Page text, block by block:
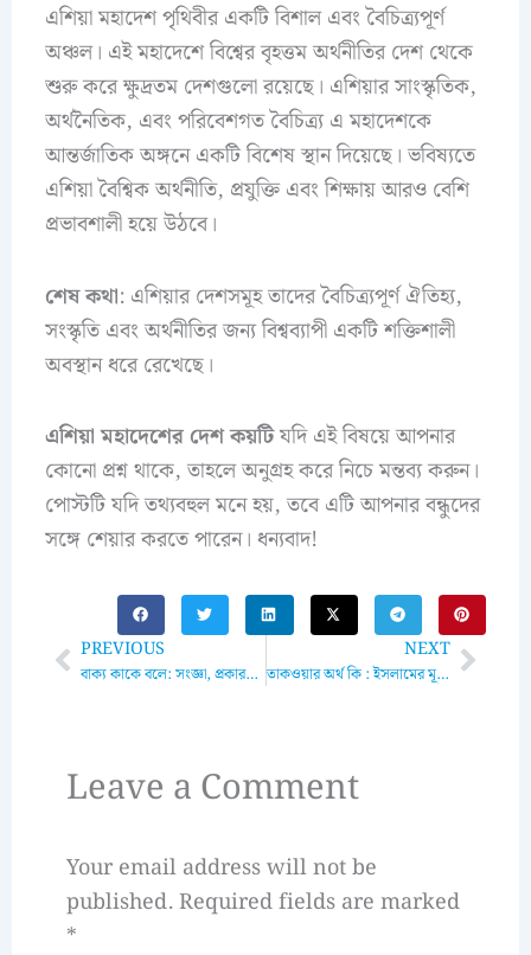
এশিয়া মহাদেশ পৃথিবীর একটি বিশাল এবং বৈচিত্র্যপূর্ণ
অঞ্চল। এই মহাদেশে বিশ্বের বৃহত্তম অর্থনীতির দেশ থেকে
শুরু করে ক্ষুদ্রতম দেশগুলো রয়েছে। এশিয়ার সাংস্কৃতিক,
অর্থনৈতিক, এবং পরিবেশগত বৈচিত্র্য এ মহাদেশকে
আন্তর্জাতিক অঙ্গনে একটি বিশেষ স্থান দিয়েছে। ভবিষ্যতে
এশিয়া বৈশ্বিক অর্থনীতি, প্রযুক্তি এবং শিক্ষায় আরও বেশি
প্রভাবশালী হয়ে উঠবে।
শেষ কথা: এশিয়ার দেশসমূহ তাদের বৈচিত্র্যপূর্ণ ঐতিহ্য,
সংস্কৃতি এবং অর্থনীতির জন্য বিশ্বব্যাপী একটি শক্তিশালী
অবস্থান ধরে রেখেছে।
এশিয়া মহাদেশের দেশ কয়টিযদি এই বিষয়ে আপনার
কোনো প্রশ্ন থাকে, তাহলে অনুগ্রহ করে নিচে মন্তব্য করুন।
পোস্টটি যদি তথ্যবহুল মনে হয়, তবে এটি আপনার বন্ধুদের
সঙ্গে শেয়ার করতে পারেন। ধন্যবাদ!
Prev
PREVIOUS
বাক্য কাকে বলে: সংজ্ঞা, প্রকারভেদ এবং ব্যবহারিক উদাহরণ
NEXT
তাকওয়ার অর্থ কি : ইসলামের মূলনীতি এবং হাদিসের আলোকে বিশ্লেষণNext
Leave a Comment
Your email address will not be
published. Required fields are marked
*